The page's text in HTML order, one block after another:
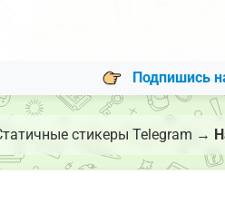
Подпишись
стикеры Telegram →